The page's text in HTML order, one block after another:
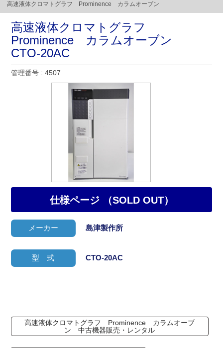
高速液体クロマトグラフ Prominence カラムオーブン
高速液体クロマトグラフ
Prominence カラムオーブン
CTO-20AC
管理番号 : 4507
メーカー 島津製作所
仕様ページ （SOLD OUT）
型 式 CTO-20AC
高速液体クロマトグラフ Prominence カラムオーブ
ン 中古機器販売・レンタル